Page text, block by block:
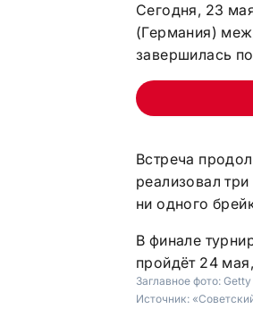
Сегодня, 23
(Германия)
завершилась
Встреча
реализовал
ни одного
В финале
пройдёт 24
Заглавное фото: Getty
Источник: